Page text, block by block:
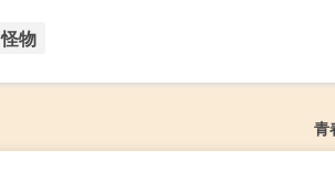
怪物
青